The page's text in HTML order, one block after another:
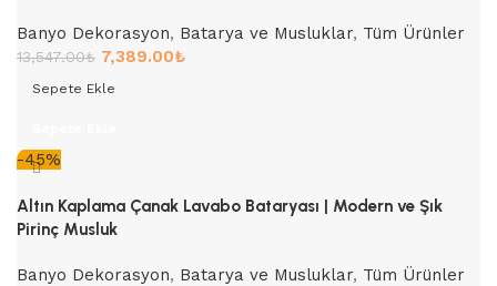
Banyo Dekorasyon, Batarya ve Musluklar, Tüm Ürünler
13,547.00₺ 7,389.00₺
Sepete Ekle
-45%
Altın Kaplama Çanak Lavabo Bataryası | Modern ve Şık
Pirinç Musluk
Banyo Dekorasyon, Batarya ve Musluklar, Tüm Ürünler